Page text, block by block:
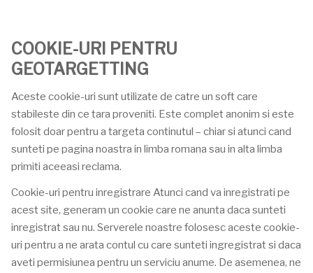
COOKIE-URI PENTRU
GEOTARGETTING
Aceste cookie-uri sunt utilizate de catre un soft care
stabileste din ce tara proveniti. Este complet anonim si este
folosit doar pentru a targeta continutul – chiar si atunci cand
sunteti pe pagina noastra in limba romana sau in alta limba
primiti aceeasi reclama.
Cookie-uri pentru inregistrare Atunci cand va inregistrati pe
acest site, generam un cookie care ne anunta daca sunteti
inregistrat sau nu. Serverele noastre folosesc aceste cookie-
uri pentru a ne arata contul cu care sunteti ingregistrat si daca
aveti permisiunea pentru un serviciu anume. De asemenea, ne